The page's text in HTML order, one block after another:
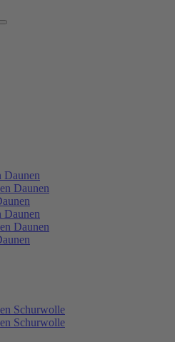
Daunen
Daunen
Daunen
Daunen
Schurwolle
Schurwolle